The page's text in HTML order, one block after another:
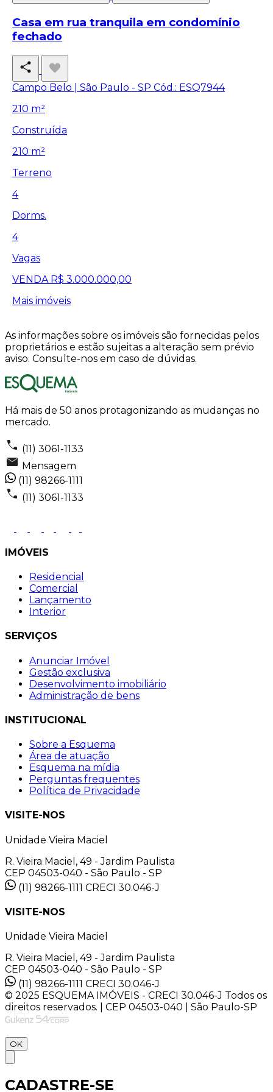
Casa em rua tranquila em condomínio
fechado
Campo Belo | São Paulo - SP Cód.: ESQ7944
210 m²
Construída
210 m²
Terreno
4
Dorms.
4
Vagas
VENDA R$ 3.000.000,00
Mais imóveis
As informações sobre os imóveis são fornecidas pelos
proprietários e estão sujeitas a alteração sem prévio
aviso. Consulte-nos em caso de dúvidas.
Há mais de 50 anos protagonizando as mudanças no
mercado.
(11) 3061-1133
Mensagem
(11) 98266-1111
(11) 3061-1133
IMÓVEIS
Residencial
Comercial
Lançamento
Interior
SERVIÇOS
Anunciar Imóvel
Gestão exclusiva
Desenvolvimento imobiliário
Administração de bens
INSTITUCIONAL
Sobre a Esquema
Área de atuação
Esquema na mídia
Perguntas frequentes
Política de Privacidade
VISITE-NOS
Unidade Vieira Maciel
R. Vieira Maciel, 49 - Jardim Paulista
CEP 04503-040 - São Paulo - SP
(11) 98266-1111 CRECI 30.046-J
VISITE-NOS
Unidade Vieira Maciel
R. Vieira Maciel, 49 - Jardim Paulista
CEP 04503-040 - São Paulo - SP
(11) 98266-1111 CRECI 30.046-J
© 2025 ESQUEMA IMÓVEIS - CRECI 30.046-J Todos os
direitos reservados. | CEP 04503-040 | São Paulo-SP
OK
CADASTRE-SE